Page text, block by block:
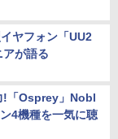
ヤフォン「UU2
が語る
!「Osprey」Nobl
4機種を一気に聴